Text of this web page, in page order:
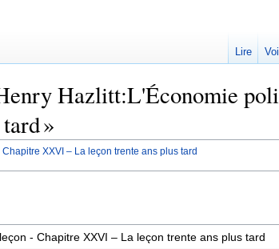
Hazlitt:L'Économie
»
XXVI – La leçon trente ans plus tard
Lire